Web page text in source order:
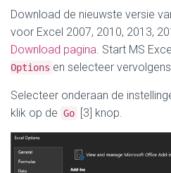
Download de nieuwste versie
voor Excel 2007, 2010, 2013,
Download pagina. Start MS
Options en selecteer vervolgens
Selecteer onderaan de
klik op de Go [3] knop.